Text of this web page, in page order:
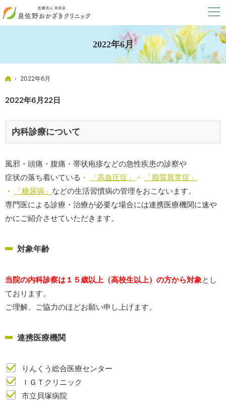
2022年6月
ホーム
2022年6月
2022年6月22日
内科診療について
風邪・頭痛・腹痛・帯状疱疹などの急性疾患の診察や
症状の落ち着いている
「高血圧症」
「脂質異常症」
「糖尿病」 などの生活習慣病の管理をおこないます。
専門医による診療・治療が必要な場合には連携医療機関に速や
かにご紹介させていただきます。
対象年齢
当院の内科診察は１５歳以上（高校生以上）の方から対象とし
ております。
ご理解、ご協力のほどお願い申し上げます。
連携医療機関
りんくう総合医療センター
ＩＧＴクリニック
市立貝塚病院